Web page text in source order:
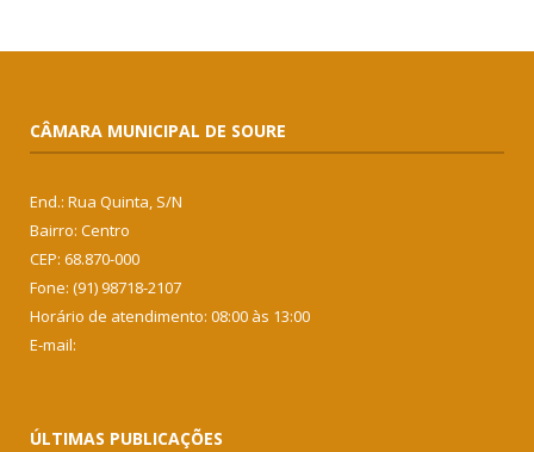
CÂMARA MUNICIPAL DE SOURE
End.: Rua Quinta, S/N
Bairro: Centro
CEP: 68.870-000
Fone: (91) 98718-2107
Horário de atendimento: 08:00 às 13:00
E-mail:
ÚLTIMAS PUBLICAÇÕES